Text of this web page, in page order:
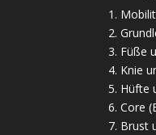
1.
2.
3. Füße
4. Knie
5. Hüfte
6. Core
7. Brust